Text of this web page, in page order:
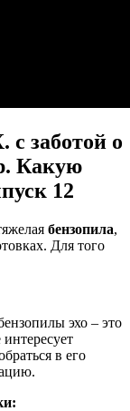
с заботой о
Какую
12
бензопила,
Для того
эхо – это
в его